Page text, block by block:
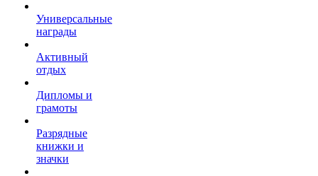
Универсальные
награды
Активный
отдых
Дипломы и
грамоты
Разрядные
книжки и
значки